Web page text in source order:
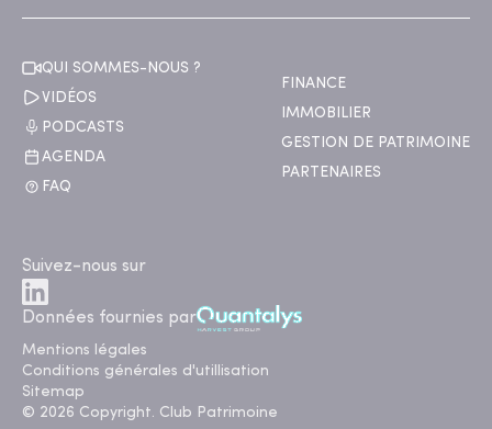
QUI SOMMES-NOUS ?
VIDÉOS
PODCASTS
AGENDA
FAQ
FINANCE
IMMOBILIER
GESTION DE PATRIMOINE
PARTENAIRES
Suivez-nous sur
Données fournies par
Mentions légales
Conditions générales d'utillisation
Sitemap
© 2026 Copyright. Club Patrimoine